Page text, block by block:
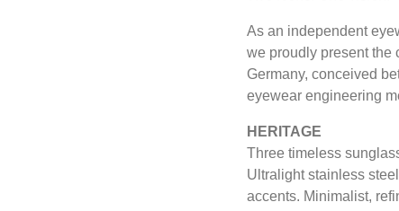
As an independent
we proudly present the
Germany, conceived
eyewear engineering
HERITAGE
Three timeless
Ultralight stainless
accents. Minimalist,